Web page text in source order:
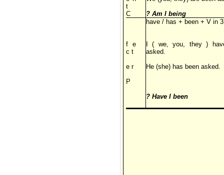
t
C
? Am I being
have / has + been + V in
f e
c t
I ( we, you, they )
asked.
e r
He (she) has been asked.
P
? Have I been